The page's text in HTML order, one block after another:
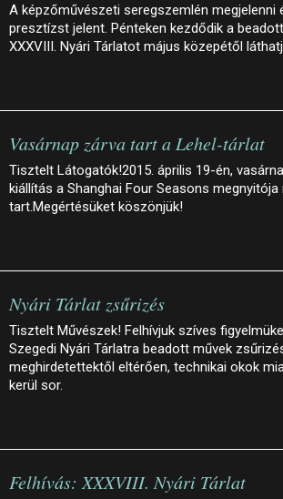
A képzőművészeti seregszemlén megjelenni
presztízst jelent. Pénteken kezdődik a
XXXVIII. Nyári Tárlatot május közepétől
Vasárnap zárva tart a Lehel-tárlat
Tisztelt Látogatók!2015. április 19-én,
kiállítás a Shanghai Four Seasons
tart.Megértésüket köszönjük!
Nyári Tárlat zsűrizés
Tisztelt Művészek! Felhívjuk szíves
Szegedi Nyári Tárlatra beadott művek
meghirdetettektől eltérően, technikai okok
kerül sor.
Felhívás: XXXVIII. Nyári Tárlat